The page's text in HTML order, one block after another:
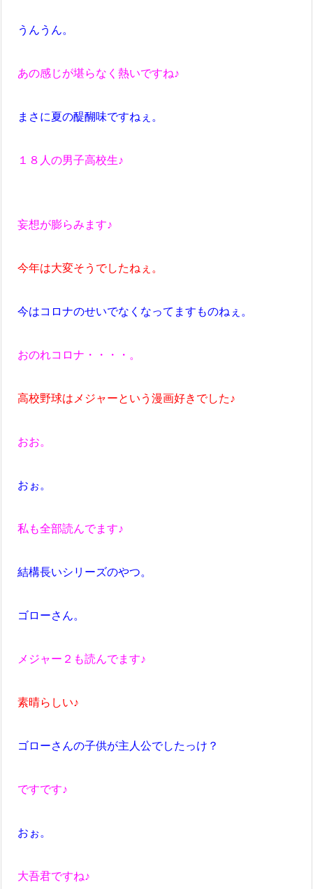
うんうん。
あの感じが堪らなく熱いですね♪
まさに夏の醍醐味ですねぇ。
１８人の男子高校生♪
妄想が膨らみます♪
今年は大変そうでしたねぇ。
今はコロナのせいでなくなってますものねぇ。
おのれコロナ・・・・。
高校野球はメジャーという漫画好きでした♪
おお。
おぉ。
私も全部読んでます♪
結構長いシリーズのやつ。
ゴローさん。
メジャー２も読んでます♪
素晴らしい♪
ゴローさんの子供が主人公でしたっけ？
ですです♪
おぉ。
大吾君ですね♪